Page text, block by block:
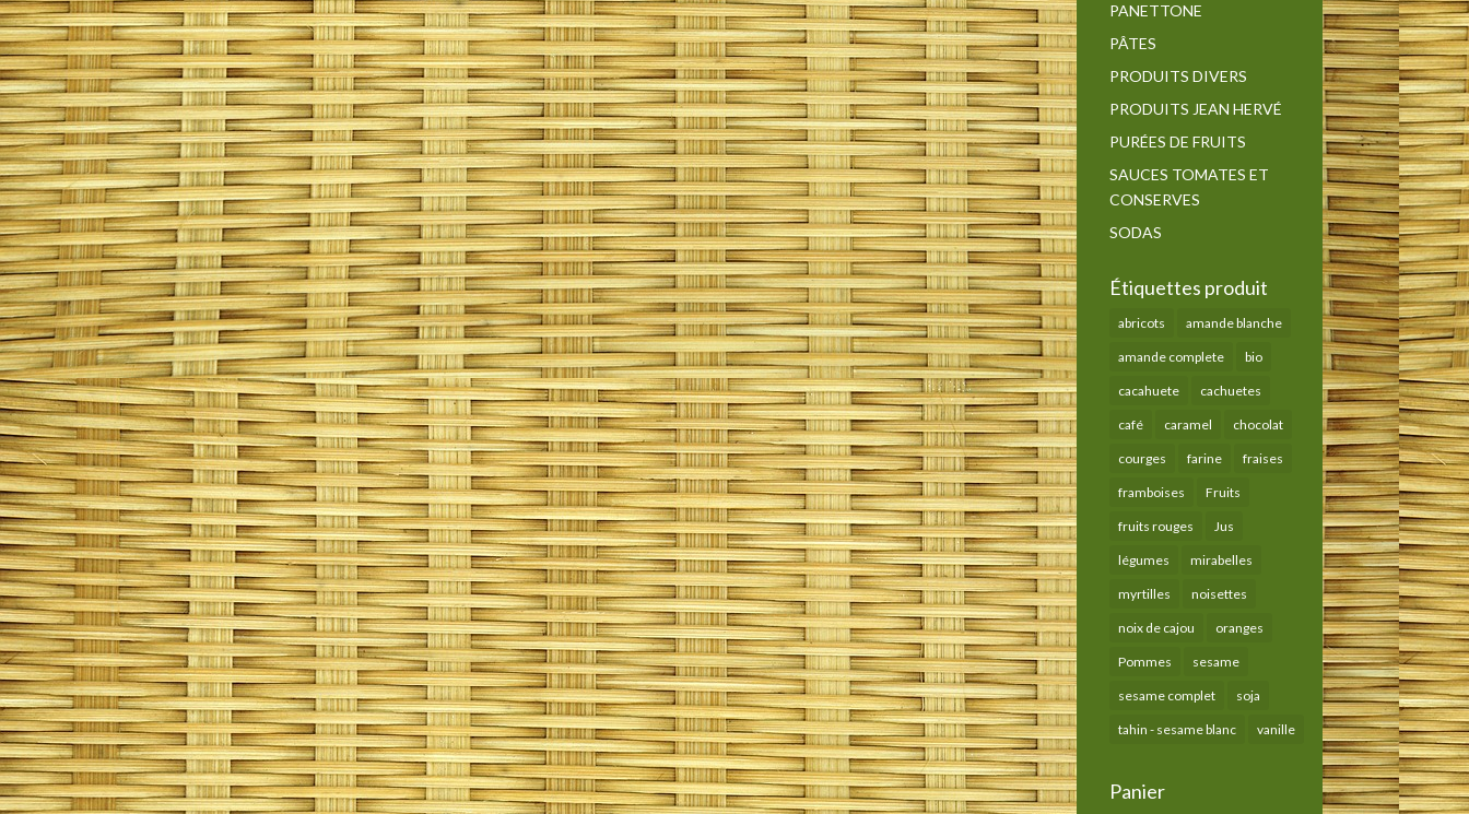
PANETTONE
PÂTES
PRODUITS DIVERS
PRODUITS JEAN HERVÉ
PURÉES DE FRUITS
SAUCES TOMATES ET
CONSERVES
SODAS
Étiquettes produit
abricots amande blanche
amande complete bio
cacahuete cachuetes
café caramel chocolat
courges farine fraises
framboises Fruits
fruits rouges Jus
légumes mirabelles
myrtilles noisettes
noix de cajou oranges
Pommes sesame
sesame complet soja
tahin - sesame blanc vanille
Panier